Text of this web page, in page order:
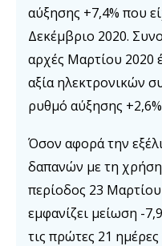
αύξησης +7,4% που
Δεκέμβριο 2020.
αρχές Μαρτίου 2020
αξία ηλεκτρονικών
ρυθμό αύξησης
Όσον αφορά την
δαπανών με τη
περίοδος 23
εμφανίζει μείωση -
τις πρώτες 21